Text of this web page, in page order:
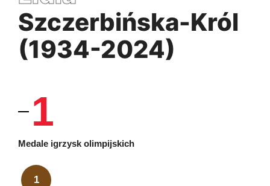
Szczerbińska-Król
(1934-2024)
1
Medale igrzysk olimpijskich
1